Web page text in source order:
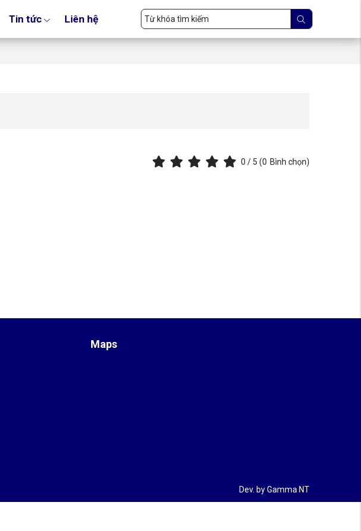
Tin tức Liên hệ
0 / 5 (0 Bình chọn)
Maps
Dev. by Gamma NT